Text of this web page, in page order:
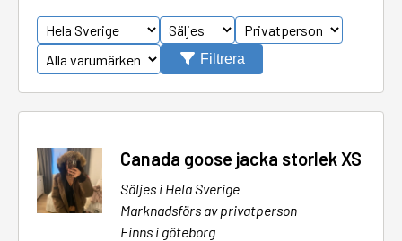
Filtrera
Canada goose jacka storlek XS
Säljes i Hela Sverige
Marknadsförs av privatperson
Finns i göteborg